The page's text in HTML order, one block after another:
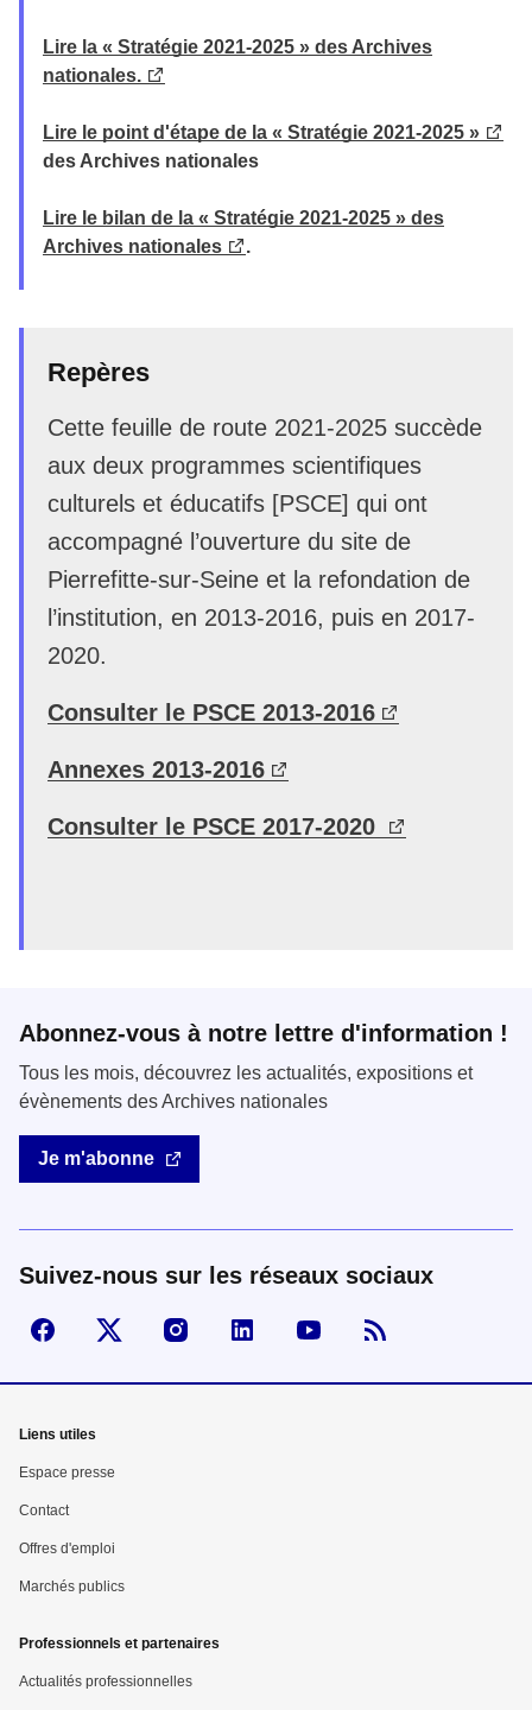
Lire la « Stratégie 2021-2025 » des Archives
nationales.
Lire le point d'étape de la « Stratégie 2021-2025 »
des Archives nationales
Lire le bilan de la « Stratégie 2021-2025 » des
Archives nationales
.
Repères
Cette feuille de route 2021-2025 succède
aux deux programmes scientifiques
culturels et éducatifs [PSCE] qui ont
accompagné l’ouverture du site de
Pierrefitte-sur-Seine et la refondation de
l’institution, en 2013-2016, puis en 2017-
2020.
Consulter le PSCE 2013-2016
Annexes 2013-2016
Consulter le PSCE 2017-2020
Abonnez-vous à notre lettre d'information !
Tous les mois, découvrez les actualités, expositions et
évènements des Archives nationales
Je m'abonne
Suivez-nous sur les réseaux sociaux
Suivez-nous sur Facebook
Visiter la page XVisiter la page Instagram
linkedin Youtube
Mega
menu
Pied
de
page
Liens utiles
Espace presse
Contact
Offres d'emploi
Marchés publics
Professionnels et partenaires
Actualités professionnelles